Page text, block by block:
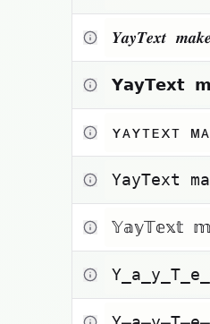
𝒀𝒂𝒚𝑻𝒆𝒙𝒕
𝗬𝗮𝘆𝗧𝗲𝘅𝘁
ʏᴀʏᴛᴇxᴛ
𝚈𝚊𝚢𝚃𝚎𝚡𝚝
𝕐𝕒𝕪𝕋𝕖𝕩𝕥